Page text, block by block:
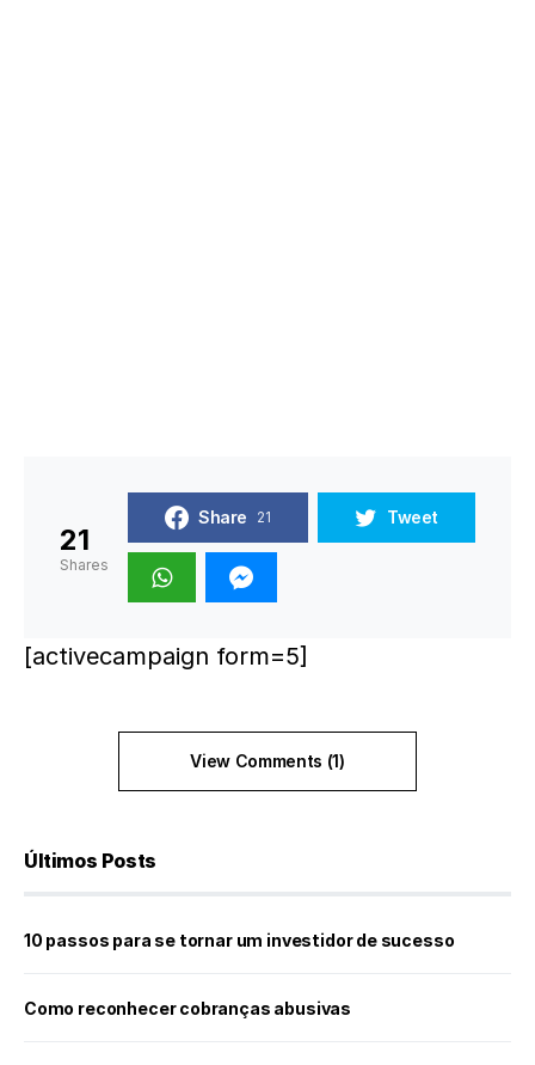
21
Shares
Share 21 Tweet
[activecampaign form=5]
View Comments (1)
Últimos Posts
10 passos para se tornar um investidor de sucesso
Como reconhecer cobranças abusivas